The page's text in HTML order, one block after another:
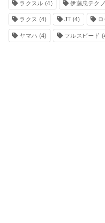
ラクスル (4) 伊藤忠テク
ラクス (4) JT (4)
ヤマハ (4) フルスピード